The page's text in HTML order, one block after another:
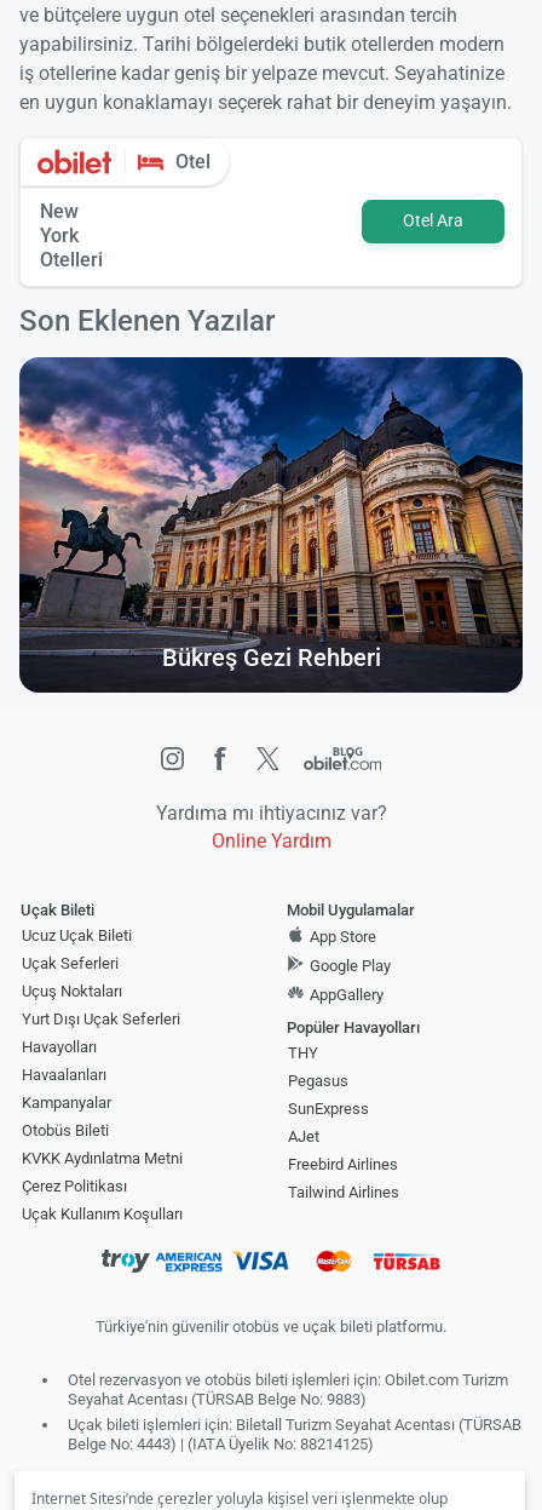
İnternet Sitesi’nde çerezler yoluyla kişisel veri işlenmekte olup
ve bütçelere uygun otel seçenekleri arasından tercih
yapabilirsiniz. Tarihi bölgelerdeki butik otellerden modern
iş otellerine kadar geniş bir yelpaze mevcut. Seyahatinize
en uygun konaklamayı seçerek rahat bir deneyim yaşayın.
Otel
New
York
Otelleri
Otel Ara
Son Eklenen Yazılar
Bükreş Gezi Rehberi
Yardıma mı ihtiyacınız var?
Online Yardım
Uçak Bileti
Ucuz Uçak Bileti
Uçak Seferleri
Uçuş Noktaları
Yurt Dışı Uçak Seferleri
Havayolları
Havaalanları
Kampanyalar
Otobüs Bileti
KVKK Aydınlatma Metni
Çerez Politikası
Uçak Kullanım Koşulları
Mobil Uygulamalar
App Store
Google Play
AppGallery
Popüler Havayolları
THY
Pegasus
SunExpress
AJet
Freebird Airlines
Tailwind Airlines
Türkiye'nin güvenilir otobüs ve uçak bileti platformu.
Otel rezervasyon ve otobüs bileti işlemleri için: Obilet.com Turizm
Seyahat Acentası (TÜRSAB Belge No: 9883)
Uçak bileti işlemleri için: Biletall Turizm Seyahat Acentası (TÜRSAB
Belge No: 4443) | (IATA Üyelik No: 88214125)